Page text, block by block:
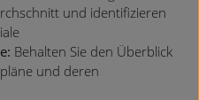
und identifizieren
Behalten Sie den Überblick
und deren